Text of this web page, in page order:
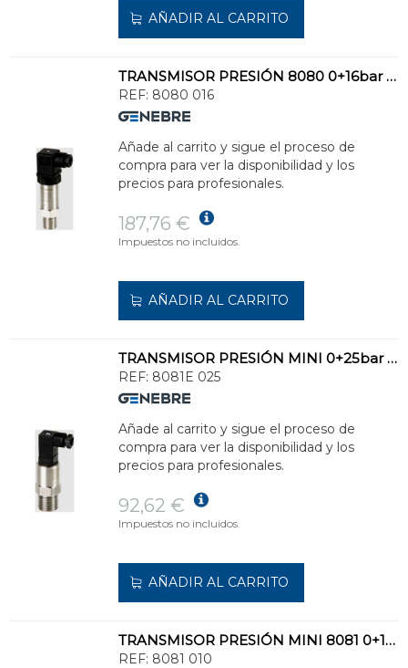
AÑADIR AL CARRITO
TRANSMISOR PRESIÓN 8080 0+16bar INOXIDABLE
REF: 8080 016
Añade al carrito y sigue el proceso de
compra para ver la disponibilidad y los
precios para profesionales.
187,76 €
Impuestos no incluidos.
AÑADIR AL CARRITO
TRANSMISOR PRESIÓN MINI 0+25bar INOXIDABLE
REF: 8081E 025
Añade al carrito y sigue el proceso de
compra para ver la disponibilidad y los
precios para profesionales.
92,62 €
Impuestos no incluidos.
AÑADIR AL CARRITO
TRANSMISOR PRESIÓN MINI 8081 0+10bar INOXIDABLE
REF: 8081 010